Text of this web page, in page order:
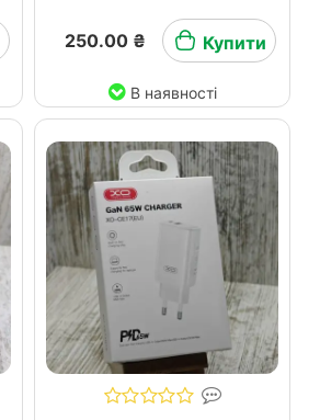
250.00 ₴ Купити
В наявності